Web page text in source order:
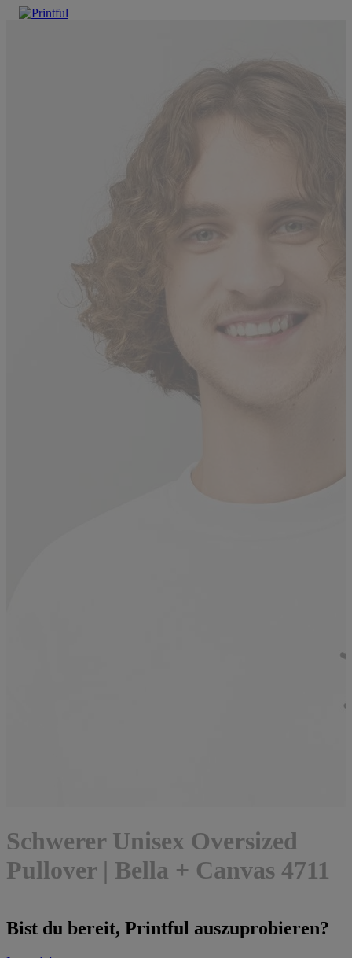
Schwerer Unisex Oversized
Pullover | Bella + Canvas 4711
Bist du bereit, Printful auszuprobieren?